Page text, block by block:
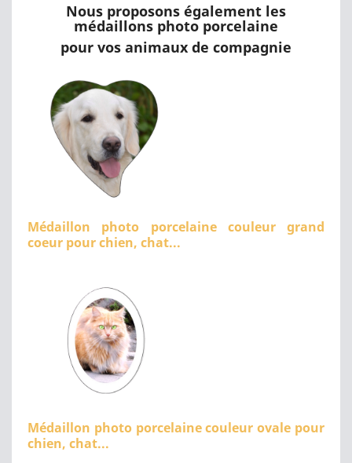
Nous proposons également les
médaillons photo porcelaine
pour vos animaux de compagnie
Médaillon photo porcelaine couleur grand
coeur pour chien, chat...
Médaillon photo porcelaine couleur ovale pour
chien, chat...